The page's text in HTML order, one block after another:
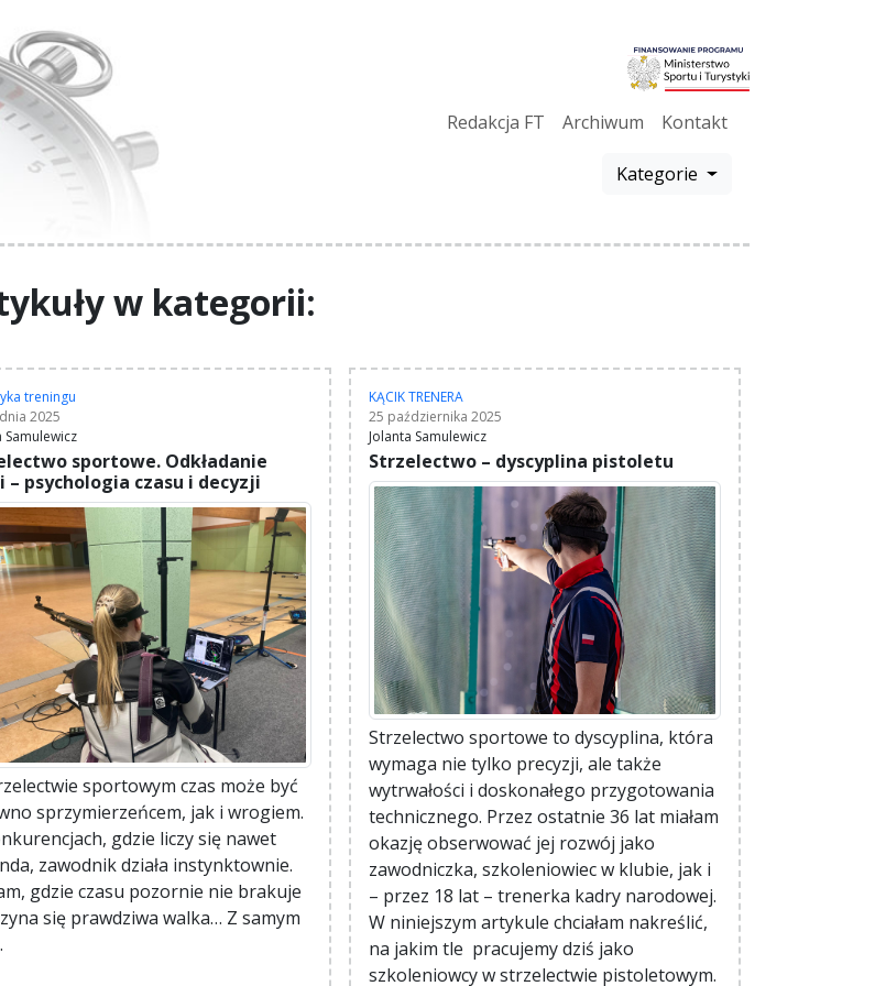
Redakcja FT Archiwum Kontakt
Kategorie
w kategorii:
treningu
2025
Samulewicz
sportowe. Odkładanie
– psychologia czasu i decyzji
sportowym czas może być
sprzymierzeńcem, jak i wrogiem.
gdzie liczy się nawet
zawodnik działa instynktownie.
gdzie czasu pozornie nie brakuje
się prawdziwa walka… Z samym
KĄCIK TRENERA
25 października 2025
Jolanta Samulewicz
Strzelectwo – dyscyplina pistoletu
Strzelectwo sportowe to dyscyplina, która
wymaga nie tylko precyzji, ale także
wytrwałości i doskonałego przygotowania
technicznego. Przez ostatnie 36 lat miałam
okazję obserwować jej rozwój jako
zawodniczka, szkoleniowiec w klubie, jak i
– przez 18 lat – trenerka kadry narodowej.
W niniejszym artykule chciałam nakreślić,
na jakim tle pracujemy dziś jako
szkoleniowcy w strzelectwie pistoletowym.